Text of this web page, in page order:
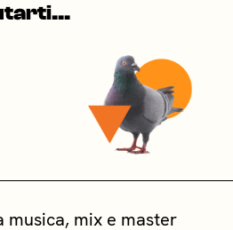
musica, mix e master